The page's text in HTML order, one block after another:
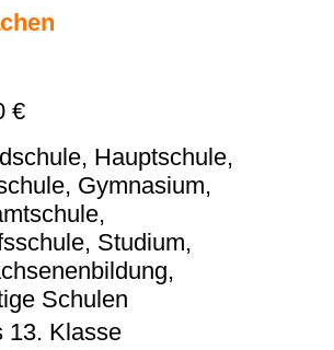
€
Hauptschule,
Gymnasium,
Studium,
Schulen
13. Klasse